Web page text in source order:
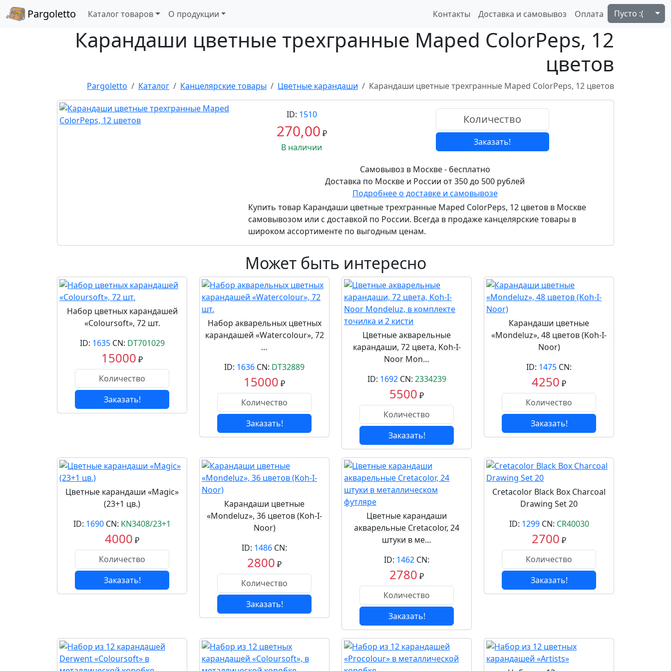
Pargoletto Каталог товаров О продукции Контакты Доставка и самовывоз Оплата Пусто :(
Карандаши цветные трехгранные Maped ColorPeps, 12
цветов
Pargoletto Каталог Канцелярские товары Цветные карандаши Карандаши цветные трехгранные Maped ColorPeps, 12 цветов
ID: 1510
270,00 ₽
В наличии
Заказать!
Самовывоз в Москве - бесплатно
Доставка по Москве и России от 350 до 500 рублей
Подробнее о доставке и самовывозе
Купить товар Карандаши цветные трехгранные Maped ColorPeps, 12 цветов в Москве
самовывозом или с доставкой по России. Всегда в продаже канцелярские товары в
широком ассортименте по выгодным ценам.
Может быть интересно
Набор цветных карандашей
«Coloursoft», 72 шт.
ID: 1635CN: DT701029
15000 ₽
Заказать!
Набор акварельных цветных
карандашей «Watercolour», 72
…
ID: 1636 CN: DT32889
15000 ₽
Заказать!
Цветные акварельные
карандаши, 72 цвета, Koh-I-
Noor Mon…
ID: 1692CN: 2334239
5500 ₽
Заказать!
Карандаши цветные
«Mondeluz», 48 цветов (Koh-I-
Noor)
ID: 1475 CN:
4250 ₽
Заказать!
Цветные карандаши «Magic»
(23+1 цв.)
ID: 1690 CN: KN3408/23+1
4000 ₽
Заказать!
Карандаши цветные
«Mondeluz», 36 цветов (Koh-I-
Noor)
ID: 1486 CN:
2800 ₽
Заказать!
Цветные карандаши
акварельные Cretacolor, 24
штуки в ме…
ID: 1462 CN:
2780 ₽
Заказать!
Cretacolor Black Box Charcoal
Drawing Set 20
ID: 1299CN: CR40030
2700 ₽
Заказать!